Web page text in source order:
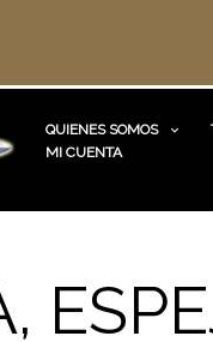
QUIENES SOMOS
MI CUENTA